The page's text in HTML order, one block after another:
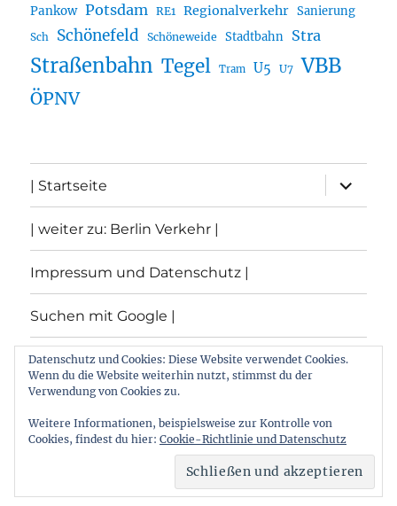
Pankow Potsdam RE1 Regionalverkehr Sanierung
Sch Schönefeld Schöneweide Stadtbahn Stra
Straßenbahn Tegel Tram U5 U7 VBB
ÖPNV
| Startseite
öffnen
| weiter zu: Berlin Verkehr |
Impressum und Datenschutz |
Suchen mit Google |
Themen
Archiv von: Berlin:Verkehr
Stolz präsentiert von
Datenschutz und Cookies: Diese Website verwendet Cookies.
Wenn du die Website weiterhin nutzt, stimmst du der
Verwendung von Cookies zu.
Weitere Informationen, beispielsweise zur Kontrolle von
Cookies, findest du hier: Cookie-Richtlinie und Datenschutz